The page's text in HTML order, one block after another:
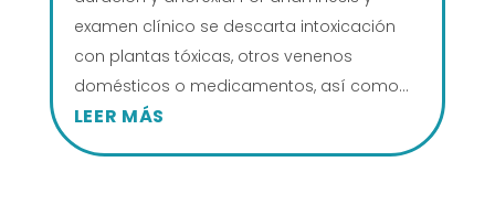
examen clínico se descarta intoxicación
con plantas tóxicas, otros venenos
domésticos o medicamentos, así como...
LEER MÁS